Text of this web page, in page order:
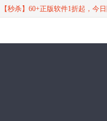
【秒杀】60+正版软件1折起，今日